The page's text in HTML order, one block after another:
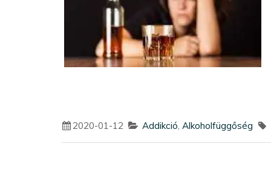
2020-01-12 Addikció, Alkoholfüggőség